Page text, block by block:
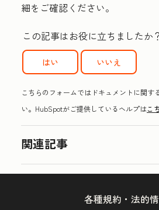
細をご確認ください。
この記事はお役に立ちましたか
はい いいえ
こちらのフォームではドキュメントに関す
い。HubSpotがご提供しているヘルプはこ
関連記事
各種規約・法的